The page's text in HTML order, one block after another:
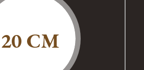
20 CM